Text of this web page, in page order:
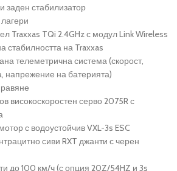
заден стабилизатор
Traxxas TQi 2.4GHz с модул Link Wireless
стабилността на Traxxas
телеметрична система (скорост,
напрежение на батерията)
високоскоростен серво 2075R с
с водоустойчив VXL-3s ESC
сиви RXT джанти с черен
до 100 км/ч (с опция 20Z/54HZ и 3s